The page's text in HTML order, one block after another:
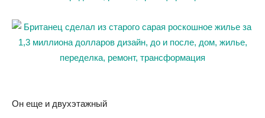
Он еще и двухэтажный